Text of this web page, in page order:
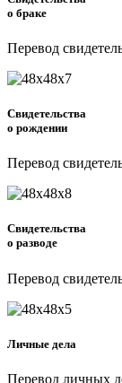
о браке
Перевод
Свидетельства
о рождении
Перевод
Свидетельства
о разводе
Перевод
Личные дела
Перевод личных